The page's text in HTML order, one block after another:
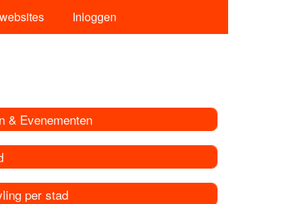
Inloggen
& Evenementen
per stad